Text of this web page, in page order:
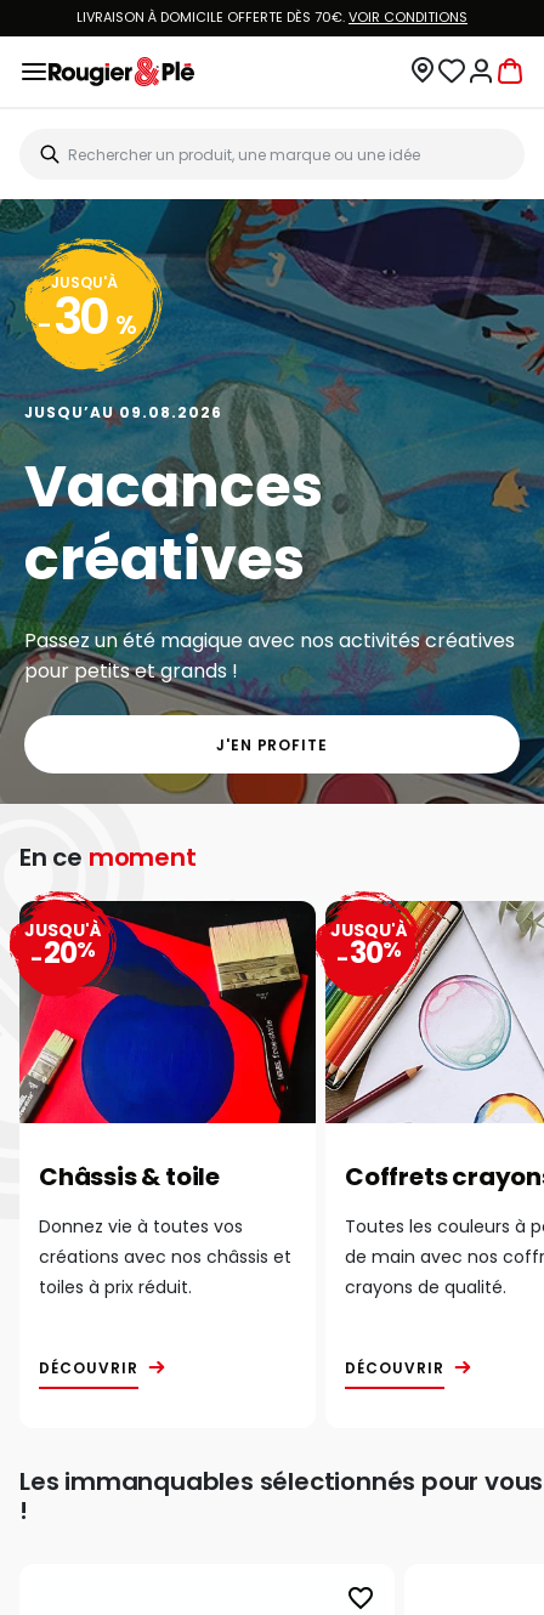
LIVRAISON À DOMICILE OFFERTE DÈS 70€.VOIR CONDITIONS
JUSQU'À
- 30 %
JUSQU’AU 09.08.2026
Vacances
créatives
Passez un été magique avec nos activités créatives
pour petits et grands !
J'EN PROFITE
En ce moment
Châssis & toile
Donnez vie à toutes vos
créations avec nos châssis et
toiles à prix réduit.
DÉCOUVRIR
JUSQU'À
-20%
Coffrets
Toutes les couleurs à
de main avec nos
crayons de qualité.
DÉCOUVRIR
JUSQU'À
-30%
Les immanquables sélectionnés pour vous
!
favorite_border